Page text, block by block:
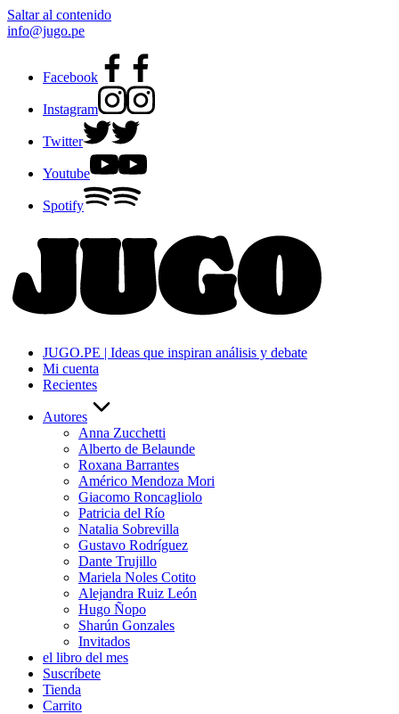
Saltar al contenido
info@jugo.pe
Facebook
Instagram
Twitter
Youtube
Spotify
JUGO.PE | Ideas que inspiran análisis y debate
Mi cuenta
Recientes
Autores
Anna Zucchetti
Alberto de Belaunde
Roxana Barrantes
Américo Mendoza Mori
Giacomo Roncagliolo
Patricia del Río
Natalia Sobrevilla
Gustavo Rodríguez
Dante Trujillo
Mariela Noles Cotito
Alejandra Ruiz León
Hugo Ñopo
Sharún Gonzales
Invitados
el libro del mes
Suscríbete
Tienda
Carrito